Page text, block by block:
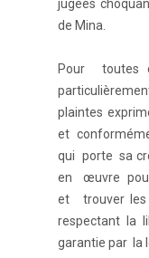
jugées
de Mina.
Pour toutes
plaintes
et
qui porte sa
en œuvre
et trouver les
respectant la
garantie par la